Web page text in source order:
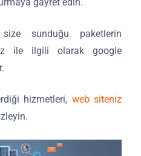
sunduğu paketlerin
ile ilgili olarak google
hizmetleri, web siteniz